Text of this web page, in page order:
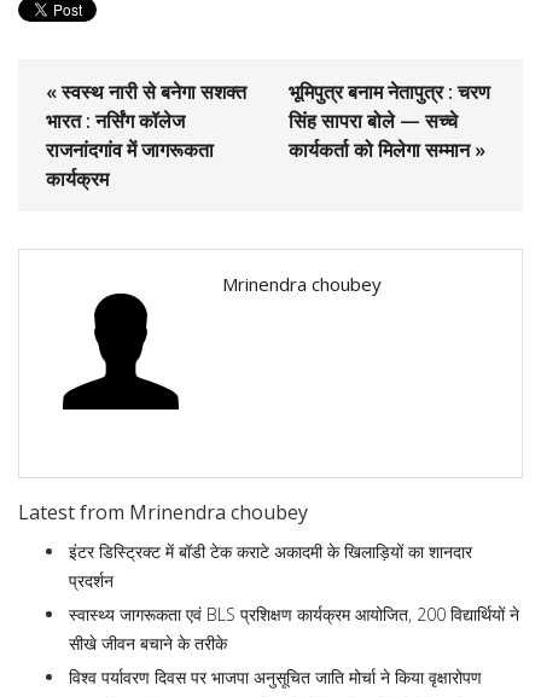
« स्वस्थ नारी से बनेगा सशक्त
भारत : नर्सिंग कॉलेज
राजनांदगांव में जागरूकता
कार्यक्रम
भूमिपुत्र बनाम नेतापुत्र : चरण
सिंह सापरा बोले — सच्चे
कार्यकर्ता को मिलेगा सम्मान »
Mrinendra choubey
Latest from Mrinendra choubey
इंटर डिस्ट्रिक्ट में बॉडी टेक कराटे अकादमी के खिलाड़ियों का शानदार
प्रदर्शन
स्वास्थ्य जागरूकता एवं BLS प्रशिक्षण कार्यक्रम आयोजित, 200 विद्यार्थियों ने
सीखे जीवन बचाने के तरीके
विश्व पर्यावरण दिवस पर भाजपा अनुसूचित जाति मोर्चा ने किया वृक्षारोपण